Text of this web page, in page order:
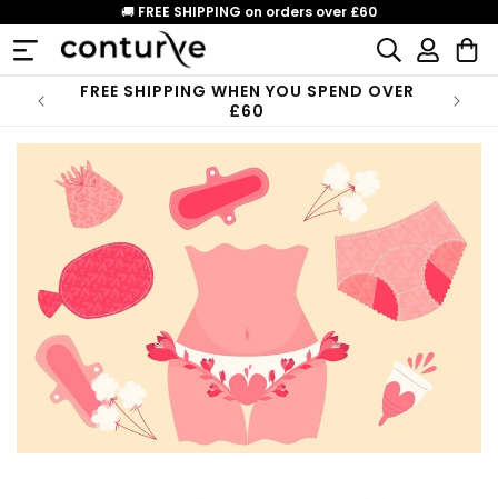
content
🚚 FREE SHIPPING on orders over £60
Log
in
Cart
FREE SHIPPING WHEN YOU SPEND OVER
£60